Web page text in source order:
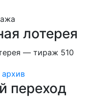
лотерея
— тираж 510
переход